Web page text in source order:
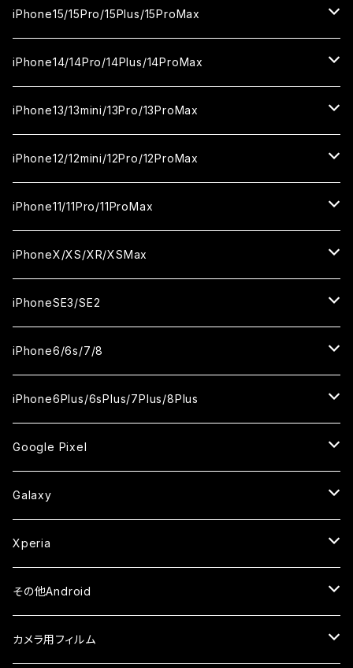
セラミックフィルム
ガラスフィルム
セラミックフィルム
カメラ用フィルム
セラミックフィルム
カメラ用フィルム
iPhone16
ガラスフィルム
セラミックフィルム
iPhone16Pro
ガラスフィルム
セラミックフィルム
iPhone16Plus
ガラスフィルム
セラミックフィルム
iPhone16ProMax
ガラスフィルム
セラミックフィルム
iPhone15/15Pro/15Plus/15ProMax
iPhone15
ガラスフィルム
セラミックフィルム
iPhone15Pro
ガラスフィルム
セラミックフィルム
iPhone15Plus
ガラスフィルム
セラミックフィルム
iPhone15ProMax
ガラスフィルム
セラミックフィルム
iPhone14/14Pro/14Plus/14ProMax
iPhone14
ガラスフィルム
セラミックフィルム
iPhone14Pro
ガラスフィルム
セラミックフィルム
iPhone14Plus
ガラスフィルム
セラミックフィルム
iPhone14ProMax
ガラスフィルム
セラミックフィルム
iPhone13/13mini/13Pro/13ProMax
iPhone13/13Pro
ガラスフィルム
セラミックフィルム
iPhone13mini
ガラスフィルム
セラミックフィルム
iPhone13ProMax
ガラスフィルム
セラミックフィルム
iPhone12/12mini/12Pro/12ProMax
iPhone12/12Pro
ガラスフィルム
セラミックフィルム
iPhone12mini
ガラスフィルム
セラミックフィルム
iPhone12ProMax
ガラスフィルム
セラミックフィルム
iPhone11/11Pro/11ProMax
iPhone11
ガラスフィルム
セラミックフィルム
iPhone11Pro
ガラスフィルム
セラミックフィルム
iPhone11Pro Max
ガラスフィルム
セラミックフィルム
iPhoneX/XS/XR/XSMax
iPhoneX
ガラスフィルム
セラミックフィルム
iPhoneXS
ガラスフィルム
セラミックフィルム
iPhoneXR
ガラスフィルム
セラミックフィルム
iPhoneXSMax
ガラスフィルム
セラミックフィルム
iPhoneSE3/SE2
iPhoneSE3
ガラスフィルム
ケース
iPhoneSE2
ガラスフィルム
ケース
iPhone6/6s/7/8
iPhone8
ガラスフィルム
セラミックフィルム
iPhone7
ガラスフィルム
セラミックフィルム
iPhone6s
ガラスフィルム
ケース・カバー
iPhone6
ガラスフィルム
ケース・カバー
iPhone6Plus/6sPlus/7Plus/8Plus
iPhone6Plus
ガラスフィルム
ケース
iPhone6sPlus
ガラスフィルム
ケース
iPhone7Plus
ガラスフィルム
ケース
iPhone8Plus
ガラスフィルム
Google Pixel
ガラスフィルム
セラミックフィルム
ケース
Galaxy
ガラスフィルム
セラミックフィルム
ケース
Xperia
ガラスフィルム
その他Android
AQUOS
カメラ用フィルム